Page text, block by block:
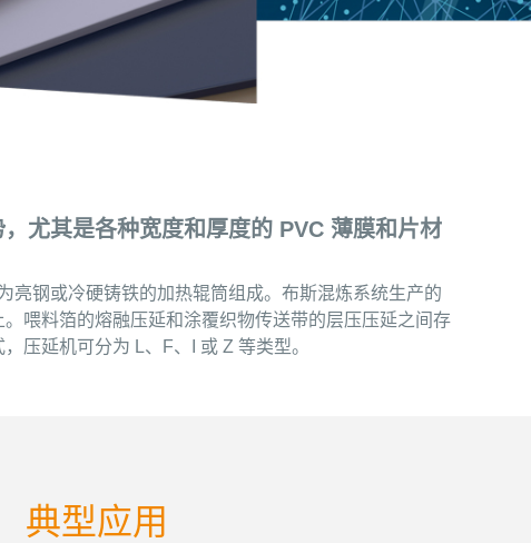
尤其是各种宽度和厚度的 PVC 薄膜和片材
亮钢或冷硬铸铁的加热辊筒组成。布斯混炼系统生产的
喂料箔的熔融压延和涂覆织物传送带的层压压延之间存
压延机可分为 L、F、I 或 Z 等类型。
典型应用